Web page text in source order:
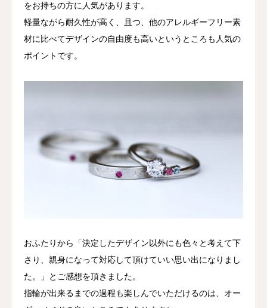
をお持ちの方に人気があります。
軽量ながら耐久性が高く、且つ、他のアレルギーフリー素
材に比べてデザインの自由度も高いというところも人気の
ポイントです。
おふたりから「決定したデザイン以外にも色々と考えて下
さり、親身になって対応して頂けていい思い出になりまし
た。」とご感想を頂きました。
指輪が出来るまでの過程も楽しんでいただけるのは、オー